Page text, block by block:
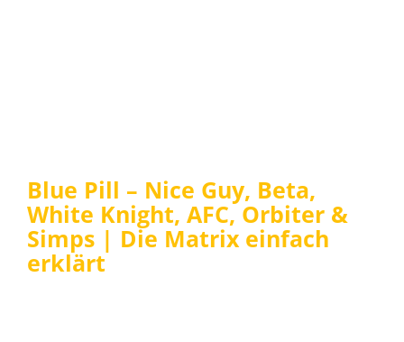
Blue Pill – Nice Guy, Beta,
White Knight, AFC, Orbiter &
Simps | Die Matrix einfach
erklärt